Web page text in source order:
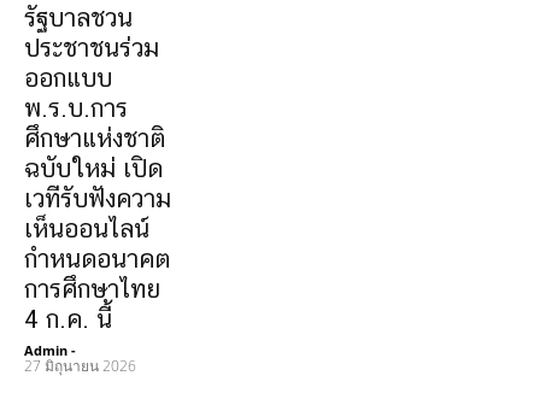
รัฐบาลชวน
ประชาชนร่วม
ออกแบบ
พ.ร.บ.การ
ศึกษาแห่งชาติ
ฉบับใหม่ เปิด
เวทีรับฟังความ
เห็นออนไลน์
กำหนดอนาคต
การศึกษาไทย
4 ก.ค. นี้
Admin -
27 มิถุนายน 2026